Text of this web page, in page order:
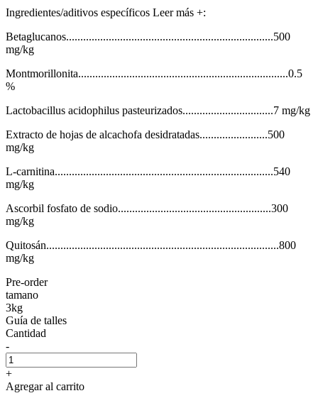
Ingredientes/aditivos específicos Leer más +:
Betaglucanos.........................................................................500
mg/kg
Montmorillonita..........................................................................0.5
%
Lactobacillus acidophilus pasteurizados................................7 mg/kg
Extracto de hojas de alcachofa desidratadas........................500
mg/kg
L-carnitina.............................................................................540
mg/kg
Ascorbil fosfato de sodio......................................................300
mg/kg
Quitosán..................................................................................800
mg/kg
Pre-order
tamano
3kg
Guía de talles
Cantidad
-
+
Agregar al carrito